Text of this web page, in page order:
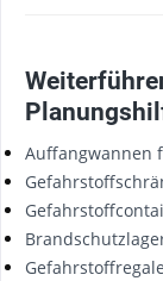
Auffangwannen